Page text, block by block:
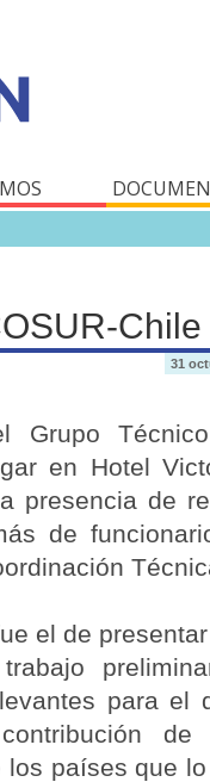
Chile
31
Grupo
en Hotel
presencia de
de
el de
para el
de
países que